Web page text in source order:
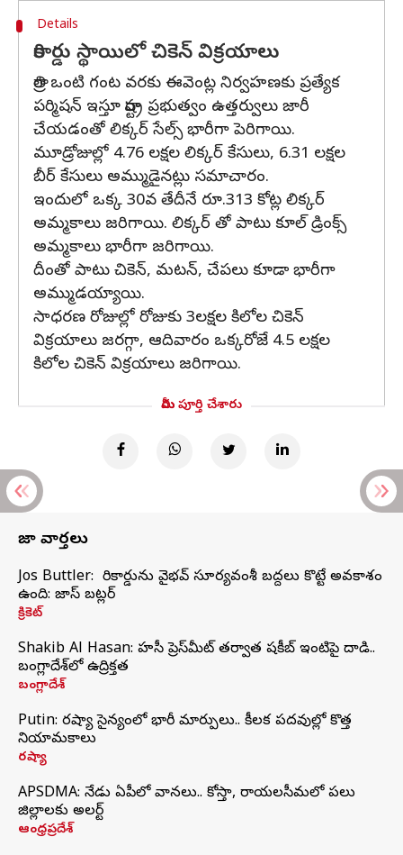
Details
రికార్డు స్థాయిలో చికెన్ విక్రయాలు
రాత్రి ఒంటి గంట వరకు ఈవెంట్ల నిర్వహణకు ప్రత్యేక
పర్మిషన్ ఇస్తూ రాష్ట్ర ప్రభుత్వం ఉత్తర్వులు జారీ
చేయడంతో లిక్కర్ సేల్స్ భారీగా పెరిగాయి.
మూడ్రోజుల్లో 4.76 లక్షల లిక్కర్ కేసులు, 6.31 లక్షల
బీర్ కేసులు అమ్ముడైనట్లు సమాచారం.
ఇందులో ఒక్క 30వ తేదీనే రూ.313 కోట్ల లిక్కర్
అమ్మకాలు జరిగాయి. లిక్కర్ తో పాటు కూల్ డ్రింక్స్
అమ్మకాలు భారీగా జరిగాయి.
దీంతో పాటు చికెన్, మటన్, చేపలు కూడా భారీగా
అమ్ముడయ్యాయి.
సాధరణ రోజుల్లో రోజుకు 3లక్షల కిలోల చికెన్
విక్రయాలు జరగ్గా, ఆదివారం ఒక్కరోజే 4.5 లక్షల
కిలోల చికెన్ విక్రయాలు జరిగాయి.
మీరు పూర్తి చేశారు
తాజా వార్తలు
Jos Buttler: నా రికార్డును వైభవ్ సూర్యవంశీ బద్దలు కొట్టే అవకాశం
ఉంది: జాస్ బట్లర్
క్రికెట్
Shakib Al Hasan: హసీనా ప్రెస్‌మీట్‌ తర్వాత షకీబ్‌ ఇంటిపై దాడి..
బంగ్లాదేశ్‌లో ఉద్రిక్తత
బంగ్లాదేశ్
Putin: రష్యా సైన్యంలో భారీ మార్పులు.. కీలక పదవుల్లో కొత్త
నియామకాలు
రష్యా
APSDMA: నేడు ఏపీలో వానలు.. కోస్తా, రాయలసీమలో పలు
జిల్లాలకు అలర్ట్
ఆంధ్రప్రదేశ్